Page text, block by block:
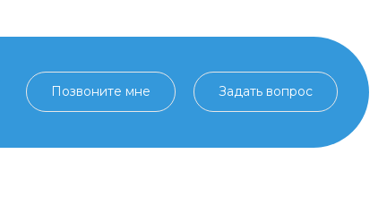
Позвоните мне Задать вопрос